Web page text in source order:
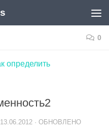
0
определить
13.06.2012 · ОБНОВЛЕНО